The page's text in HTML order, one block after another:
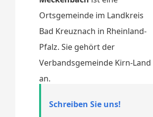
Ortsgemeinde im Landkreis
Bad Kreuznach in Rheinland-
Pfalz. Sie gehört der
Verbandsgemeinde Kirn-Land
an.
Schreiben Sie uns!